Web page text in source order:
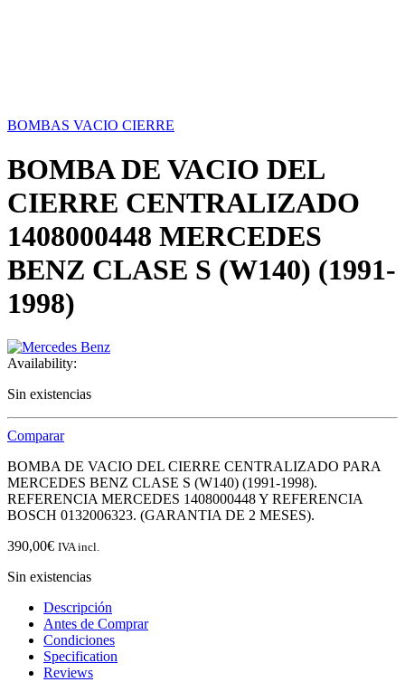
BOMBAS VACIO CIERRE
BOMBA DE VACIO DEL
CIERRE CENTRALIZADO
1408000448 MERCEDES
BENZ CLASE S (W140) (1991-
1998)
Availability:
Sin existencias
Comparar
BOMBA DE VACIO DEL CIERRE CENTRALIZADO PARA
MERCEDES BENZ CLASE S (W140) (1991-1998).
REFERENCIA MERCEDES 1408000448 Y REFERENCIA
BOSCH 0132006323. (GARANTIA DE 2 MESES).
390,00€ IVA incl.
Sin existencias
Descripción
Antes de Comprar
Condiciones
Specification
Reviews